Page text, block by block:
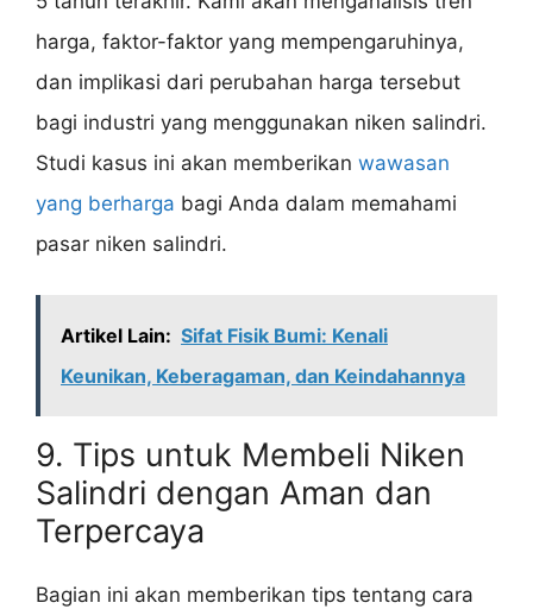
harga, faktor-faktor yang mempengaruhinya,
dan implikasi dari perubahan harga tersebut
bagi industri yang menggunakan niken salindri.
Studi kasus ini akan memberikan wawasan
yang berharga bagi Anda dalam memahami
pasar niken salindri.
Artikel Lain: Sifat Fisik Bumi: Kenali
Keunikan, Keberagaman, dan Keindahannya
9. Tips untuk Membeli Niken
Salindri dengan Aman dan
Terpercaya
Bagian ini akan memberikan tips tentang cara